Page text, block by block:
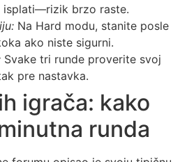
isplati—rizik brzo raste.
Na Hard modu, stanite posle
ako niste sigurni.
Svake tri runde proverite svoj
pre nastavka.
igrača: kako
runda